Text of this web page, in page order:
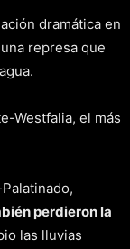
dramática en
represa que
Westfalia, el más
perdieron la
las lluvias